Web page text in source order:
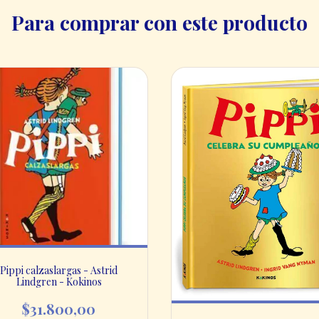
Para comprar con este producto
Pippi calzaslargas - Astrid
Lindgren - Kokinos
$31.800,00